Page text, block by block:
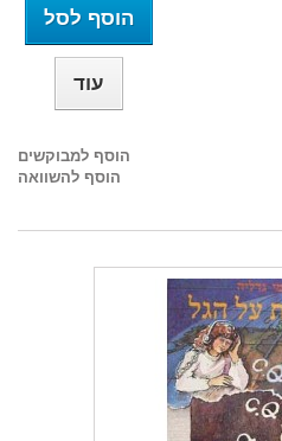
הוסף לסל
עוד
הוסף למבוקשים
הוסף להשוואה